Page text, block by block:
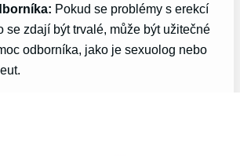
Pokud se problémy s erekcí
se zdají být trvalé, může být užitečné
odborníka, jako je sexuolog nebo